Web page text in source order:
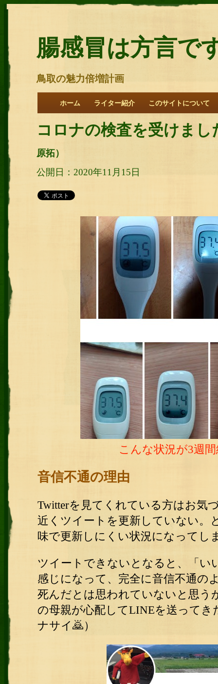
腸感冒は方言で
鳥取の魅力倍増計画
ホーム ライター紹介 このサイトについて
コロナの検査を受けま
原拓）
公開日：2020年11月15日
こんな状況が3週
音信不通の理由
Twitterを見てくれている方はお気
近くツイートを更新していない。
味で更新しにくい状況になってし
ツイートできないとなると、「い
感じになって、完全に音信不通の
死んだとは思われていないと思う
の母親が心配してLINEを送って
ナサイ🙇）